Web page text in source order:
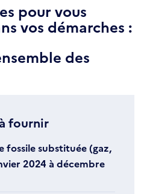
pour vous
vos démarches :
des
fournir
fossile substituée (gaz,
2024 à décembre